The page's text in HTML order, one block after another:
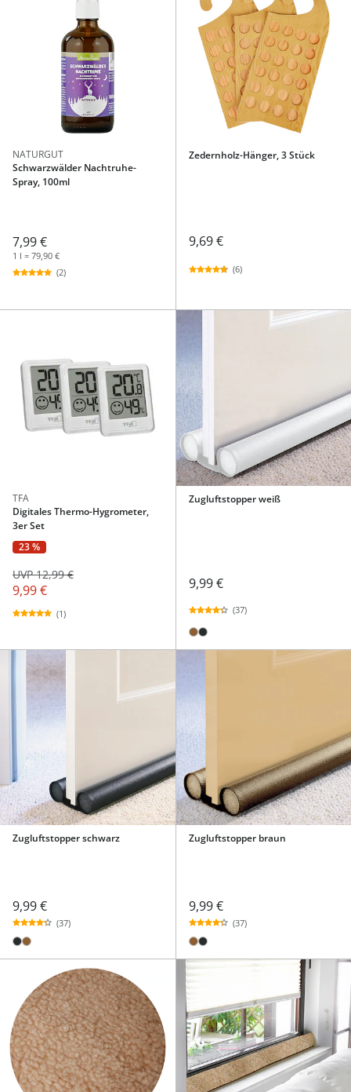
NATURGUT
Schwarzwälder Nachtruhe-
Spray, 100ml
7,99 €
1 l = 79,90 €
(2)
Zedernholz-Hänger, 3 Stück
9,69 €
(6)
TFA
Digitales Thermo-Hygrometer,
3er Set
23 %
9,99 €
UVP 12,99 €
(1)
Zugluftstopper weiß
9,99 €
(37)
Zugluftstopper schwarz
9,99 €
(37)
Zugluftstopper braun
9,99 €
(37)